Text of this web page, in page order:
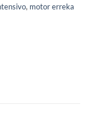
, motor erreka